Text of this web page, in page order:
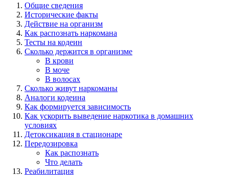
Общие сведения
Исторические факты
Действие на организм
Как распознать наркомана
Тесты на кодеин
Сколько держится в организме
В крови
В моче
В волосах
Сколько живут наркоманы
Аналоги кодеина
Как формируется зависимость
Как ускорить выведение наркотика в домашних
условиях
Детоксикация в стационаре
Передозировка
Как распознать
Что делать
Реабилитация